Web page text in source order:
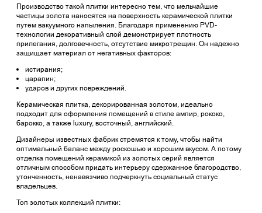
Производство такой плитки интересно тем, что мельчайшие
частицы золота наносятся на поверхность керамической плитки
путем вакуумного напыления. Благодаря применению PVD-
технологии декоративный слой демонстрирует плотность
прилегания, долговечность, отсутствие микротрещин. Он надежно
защищает материал от негативных факторов:
истирания;
царапин;
ударов и других повреждений.
Керамическая плитка, декорированная золотом, идеально
подходит для оформления помещений в стиле ампир, рококо,
барокко, а также luxury, восточный, английский.
Дизайнеры известных фабрик стремятся к тому, чтобы найти
оптимальный баланс между роскошью и хорошим вкусом. А потому
отделка помещений керамикой из золотых серий является
отличным способом придать интерьеру сдержанное благородство,
утонченность, ненавязчиво подчеркнуть социальный статус
владельцев.
Топ золотых коллекций плитки: